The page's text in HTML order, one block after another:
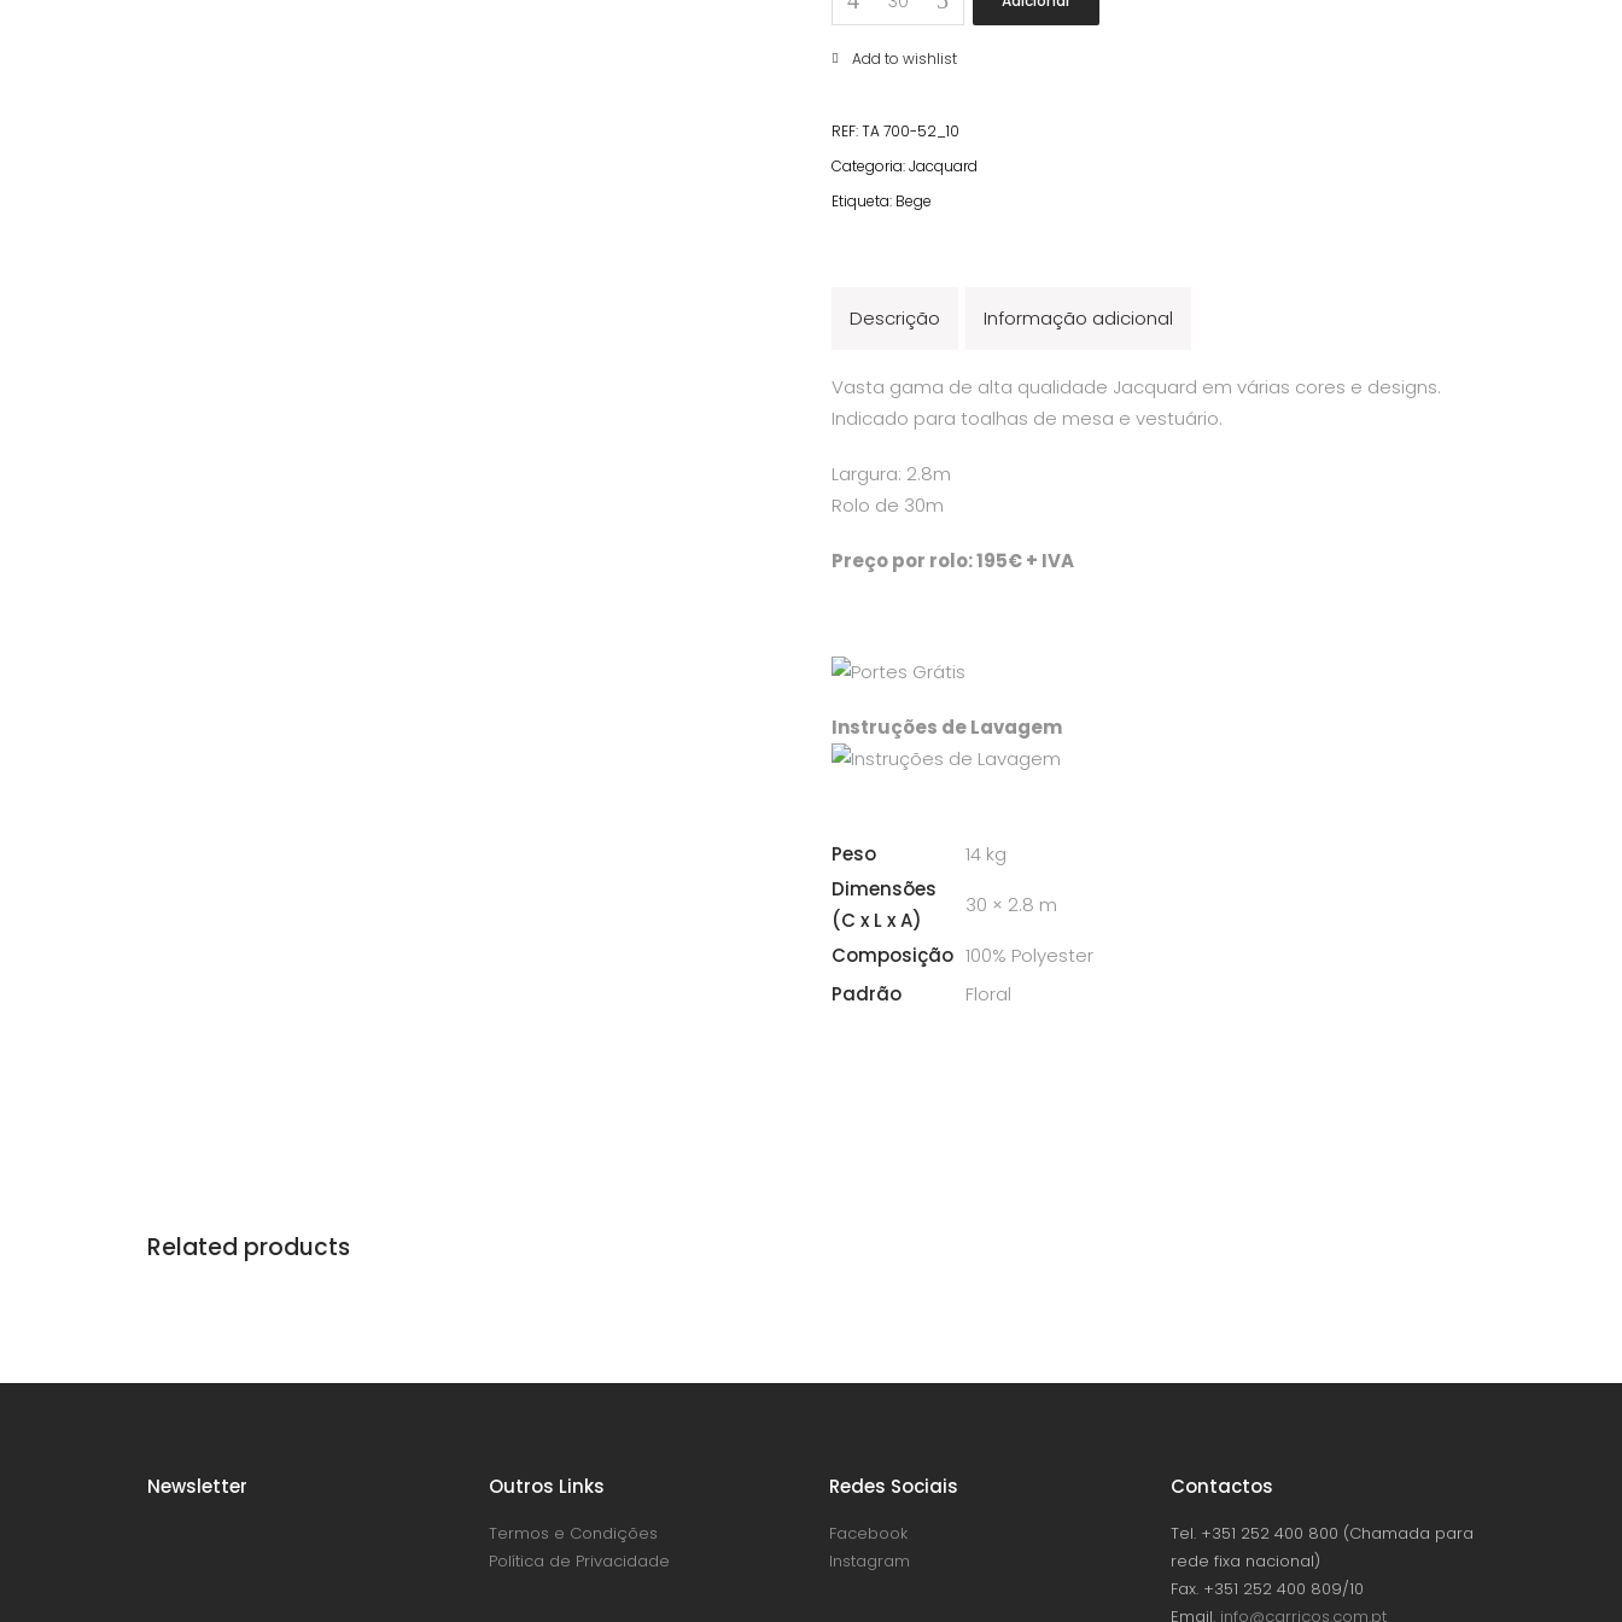
Bege
quantity
Add to wishlist
REF:TA 700-52_10
Categoria:Jacquard
Etiqueta: Bege
Descrição Informação adicional
Vasta gama de alta qualidade Jacquard em várias cores e designs.
Indicado para toalhas de mesa e vestuário.
Largura: 2.8m
Rolo de 30m
Preço por rolo: 195€ + IVA
Instruções de Lavagem
Peso
14 kg
Dimensões
(C x L x A)
30 × 2.8 m
Composição 100% Polyester
Padrão
Floral
Related products
Newsletter Outros Links
Termos e Condições
Política de Privacidade
Redes Sociais
Facebook
Instagram
Contactos
Tel. +351 252 400 800 (Chamada para
rede fixa nacional)
Fax. +351 252 400 809/10
Email. info@carricos.com.pt